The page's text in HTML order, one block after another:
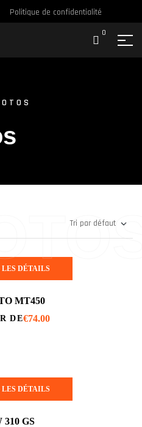
Politique de confidentialité
0
DÉTAILS
MT450
DE€74.00
DÉTAILS
310 GS